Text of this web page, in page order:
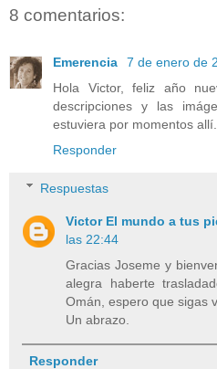
8 comentarios:
Emerencia
7 de enero de
Hola Victor, feliz año
descripciones y las
estuviera por momentos
Responder
Respuestas
Victor El mundo a tus
las 22:44
Gracias Joseme y
alegra haberte
Omán, espero que sigas
Un abrazo.
Responder